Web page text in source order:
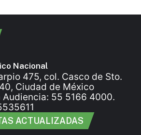
Nacional
475, col. Casco de Sto.
Ciudad de México
55 5166 4000.
ACTUALIZADAS